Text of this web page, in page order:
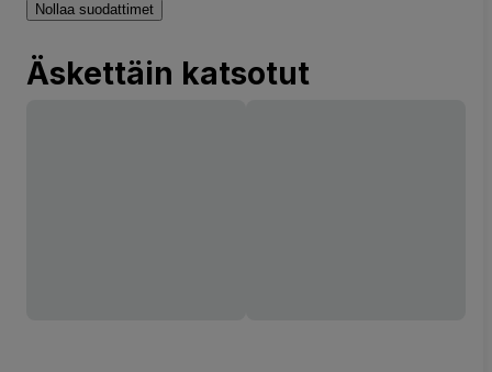
Nollaa suodattimet
Äskettäin katsotut